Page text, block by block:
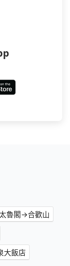
太魯閣→合歡山
大飯店